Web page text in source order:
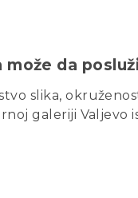
da
slika,
galeriji Valjevo